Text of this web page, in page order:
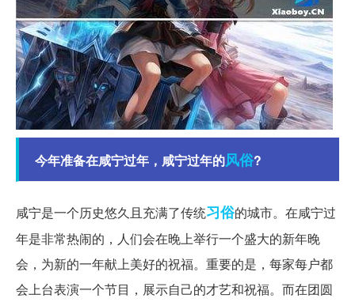
今年准备在咸宁过年，咸宁过年的风俗?
咸宁是一个历史悠久且充满了传统习俗的城市。在咸宁过
年是非常热闹的，人们会在晚上举行一个盛大的新年晚
会，为新的一年献上美好的祝福。重要的是，每家每户都
会上台表演一个节目，展示自己的才艺和祝福。而在团圆